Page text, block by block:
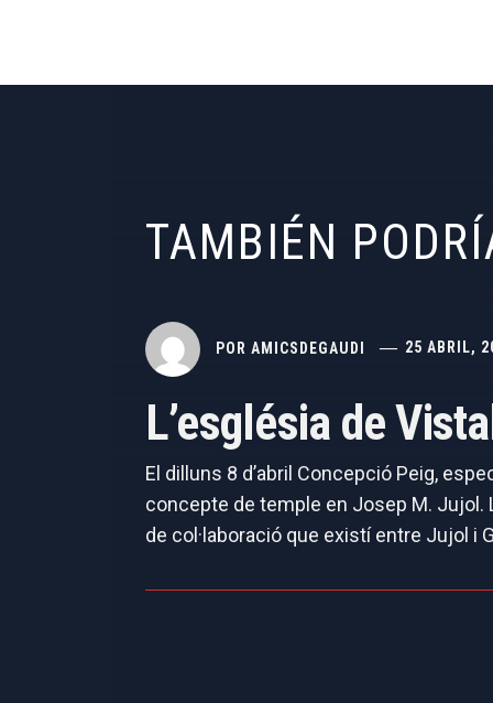
TAMBIÉN
POR AMICSDEGAUDI 25 ABRIL,
L’església de
El dilluns 8 d’abril Concepció Peig,
concepte de temple en Josep M.
de col·laboració que existí entre Jujol i